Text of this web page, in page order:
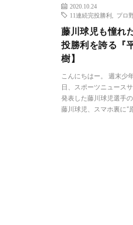
2020.10.24
11連続完投勝利
プロ
藤川球児も憧れ
投勝利を誇る『
樹】
こんにちはー。 週末少
日、スポーツニュース
発表した藤川球児選手
藤川球児、スマホ裏に“